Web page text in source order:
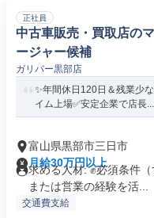
正社員
中古車販売・買取店の
ージャー候補
ガリバー黒部店
✨年間休日120日＆残業少
イム上場✅安定企業で店長...
富山県黒部市三日市
月給30万円以上
求める人材: ✊️必須条件
または営業の経験を活...
交通費支給